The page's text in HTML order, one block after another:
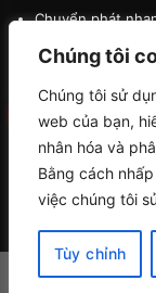
Chúng tôi
Chúng tôi sử
web của bạn,
nhân hóa và
Bằng cách
việc chúng tôi
Tùy chỉnh
Chuyển phát
Chuyển phát
Vận chuyển thú
Mua hộ hàng